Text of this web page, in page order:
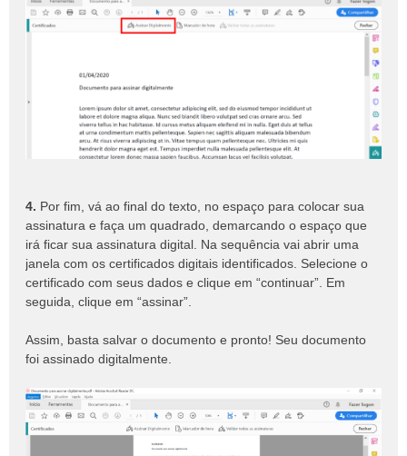
4. Por fim, vá ao final do texto, no espaço para colocar sua
assinatura e faça um quadrado, demarcando o espaço que
irá ficar sua assinatura digital. Na sequência vai abrir uma
janela com os certificados digitais identificados. Selecione o
certificado com seus dados e clique em “continuar”. Em
seguida, clique em “assinar”.
Assim, basta salvar o documento e pronto! Seu documento
foi assinado digitalmente.